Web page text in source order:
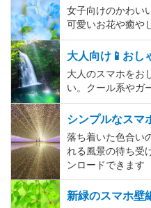
女子向けのかわい
可愛いお花や癒や
大人向け📱おし
大人のスマホをお
い。クール系やガ
シンプルなスマ
落ち着いた色合い
れる風景の待ち受
ンロードできます
新緑のスマホ壁